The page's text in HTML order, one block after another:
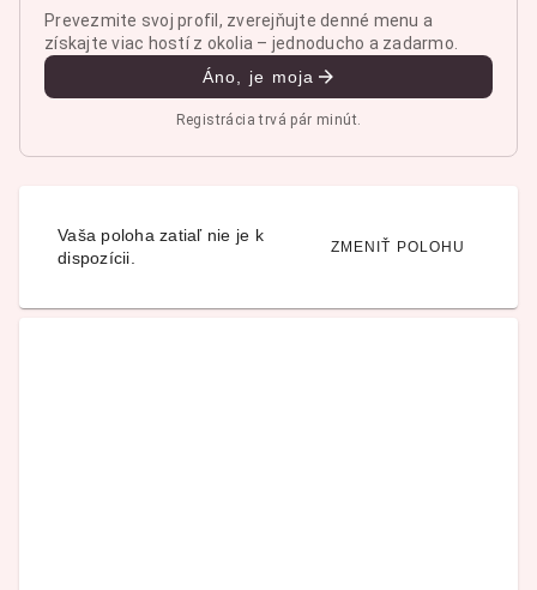
Prevezmite svoj profil, zverejňujte denné menu a
získajte viac hostí z okolia – jednoducho a zadarmo.
Áno, je moja
Registrácia trvá pár minút.
Vaša poloha zatiaľ nie je k
dispozícii.
ZMENIŤ POLOHU